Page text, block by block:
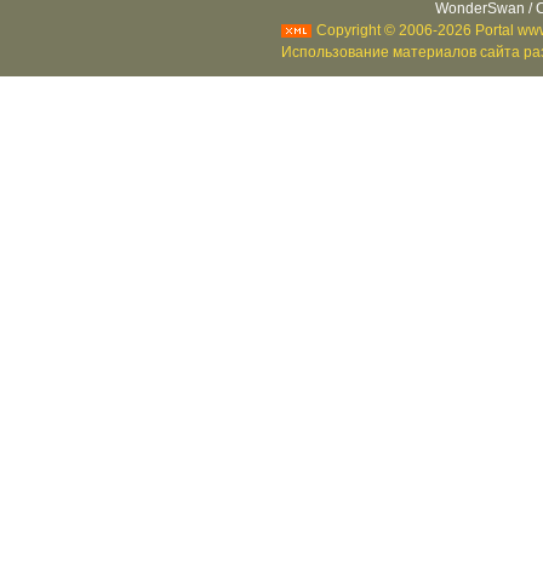
WonderSwan /
Copyright © 2006-2026 Portal
Использование материалов сайта